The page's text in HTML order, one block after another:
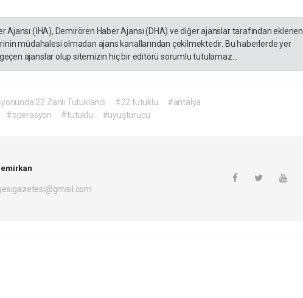
Ajansı (İHA), Demirören Haber Ajansı (DHA) ve diğer ajanslar tarafından eklenen
müdahalesi olmadan ajans kanallarından çekilmektedir. Bu haberlerde yer
ajanslar olup sitemizin hiç bir editörü sorumlu tutulamaz...
22 Zanlı Tutuklandı #22 tutuklu
#antalya
#operasyon #tutuklu #uyuşturucu